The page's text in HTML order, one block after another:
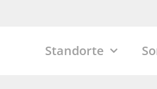
Standorte